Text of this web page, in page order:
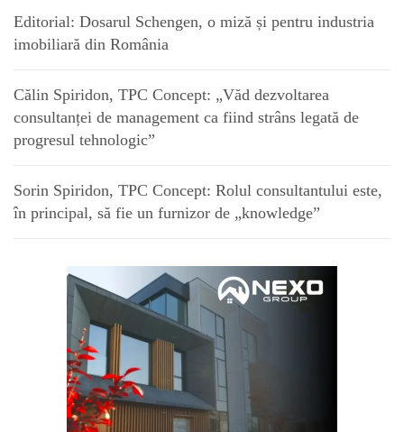
Editorial: Dosarul Schengen, o miză și pentru industria
imobiliară din România
Călin Spiridon, TPC Concept: „Văd dezvoltarea
consultanței de management ca fiind strâns legată de
progresul tehnologic”
Sorin Spiridon, TPC Concept: Rolul consultantului este,
în principal, să fie un furnizor de „knowledge”